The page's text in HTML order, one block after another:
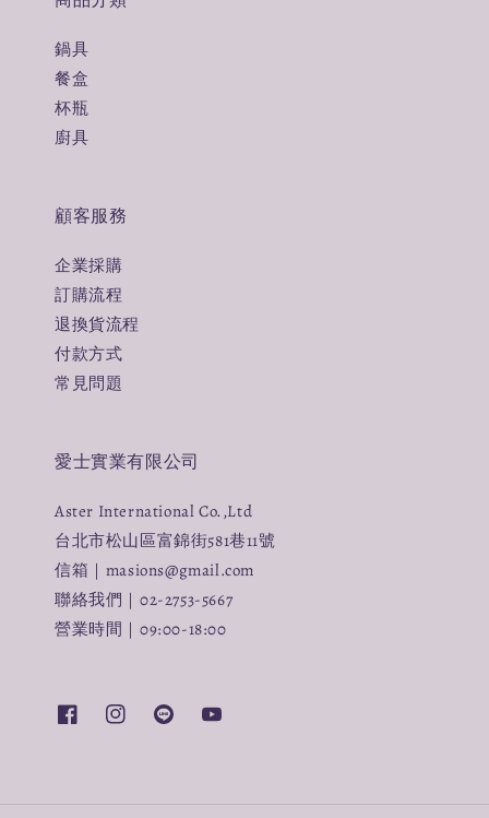
鍋具
餐盒
杯瓶
廚具
顧客服務
企業採購
訂購流程
退換貨流程
付款方式
常見問題
愛士實業有限公司
Aster International Co.,Ltd
台北市松山區富錦街581巷11號
信箱｜masions@gmail.com
聯絡我們｜02-2753-5667
營業時間｜09:00-18:00